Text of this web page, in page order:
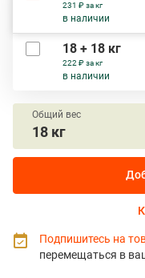
231 ₽ за кг
в наличии
18 + 18 кг
222 ₽ за кг
в наличии
Общий вес
18 кг
Подпишитесь на
перемещаться в